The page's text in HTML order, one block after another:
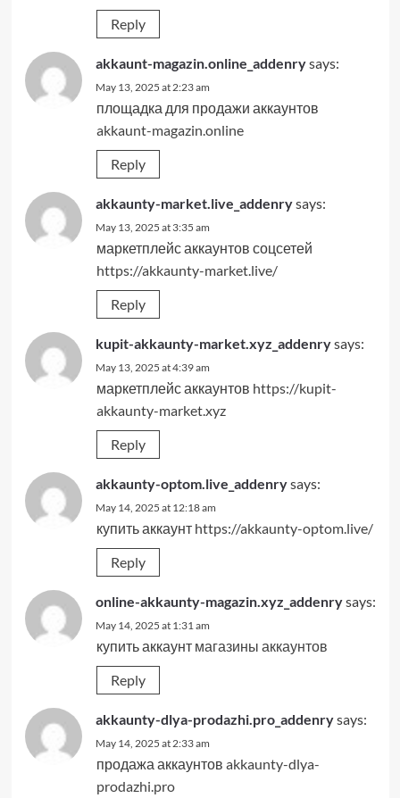
Reply
akkaunt-magazin.online_addenrysays:
May 13, 2025 at 2:23 am
площадка для продажи аккаунтов
akkaunt-magazin.online
Reply
akkaunty-market.live_addenrysays:
May 13, 2025 at 3:35 am
маркетплейс аккаунтов соцсетей
https://akkaunty-market.live/
Reply
kupit-akkaunty-market.xyz_addenrysays:
May 13, 2025 at 4:39 am
маркетплейс аккаунтов https://kupit-
akkaunty-market.xyz
Reply
akkaunty-optom.live_addenrysays:
May 14, 2025 at 12:18 am
купить аккаунт https://akkaunty-optom.live/
Reply
online-akkaunty-magazin.xyz_addenrysays:
May 14, 2025 at 1:31 am
купить аккаунт магазины аккаунтов
Reply
akkaunty-dlya-prodazhi.pro_addenrysays:
May 14, 2025 at 2:33 am
продажа аккаунтов akkaunty-dlya-
prodazhi.pro